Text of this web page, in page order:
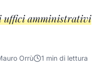
uffici amministrativi
Orrù 1 min di lettura